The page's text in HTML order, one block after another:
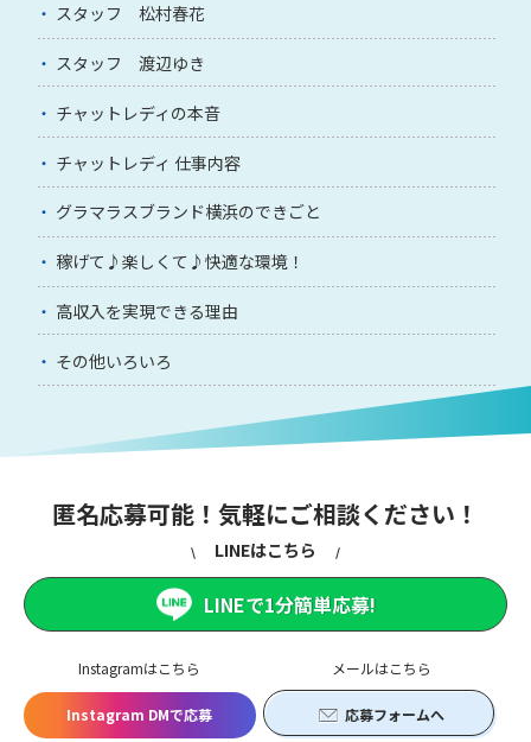
スタッフ 松村春花
スタッフ 渡辺ゆき
チャットレディの本音
チャットレディ 仕事内容
グラマラスブランド横浜のできごと
稼げて♪楽しくて♪快適な環境！
高収入を実現できる理由
その他いろいろ
匿名応募可能！気軽にご相談ください！
Instagramはこちら
Instagram DMで応募
メールはこちら
応募フォームへ
LINEはこちら
LINEで1分簡単応募!